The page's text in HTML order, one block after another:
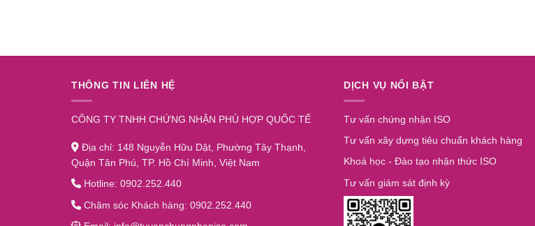
THÔNG TIN LIÊN HỆ
CÔNG TY TNHH CHỨNG NHẬN PHÙ HỢP QUỐC TẾ
Địa chỉ: 148 Nguyễn Hữu Dật, Phường Tây Thạnh,
Quận Tân Phú, TP. Hồ Chí Minh, Việt Nam
Hotline: 0902.252.440
Chăm sóc Khách hàng: 0902.252.440
DỊCH VỤ NỔI BẬT
Tư vấn chứng nhận ISO
Tư vấn xây dựng tiêu chuẩn khách hàng
Khoá học - Đào tạo nhận thức ISO
Tư vấn giám sát định kỳ